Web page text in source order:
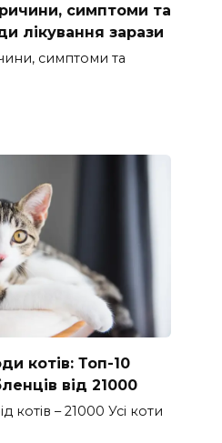
симптоми та
лікування зарази
симптоми та
котів: Топ-10
від 21000
котів – 21000 Усі коти